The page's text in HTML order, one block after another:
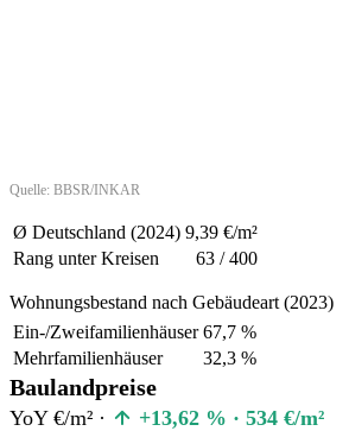
Quelle: BBSR/INKAR
Ø Deutschland (2024) 9,39 €/m²
Rang unter Kreisen
63 / 400
Wohnungsbestand nach Gebäudeart (2023)
Ein-/Zweifamilienhäuser 67,7 %
Mehrfamilienhäuser
32,3 %
Baulandpreise
YoY €/m² · +13,62 % · 534 €/m²